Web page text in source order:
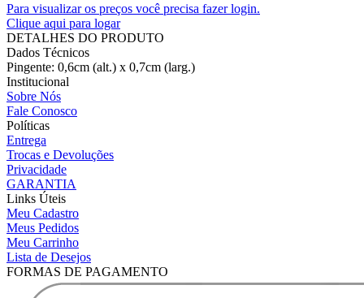
Para visualizar os preços você precisa fazer login.
Clique aqui para logar
DETALHES DO PRODUTO
Dados Técnicos
Pingente: 0,6cm (alt.) x 0,7cm (larg.)
Institucional
Sobre Nós
Fale Conosco
Políticas
Entrega
Trocas e Devoluções
Privacidade
GARANTIA
Links Úteis
Meu Cadastro
Meus Pedidos
Meu Carrinho
Lista de Desejos
FORMAS DE PAGAMENTO